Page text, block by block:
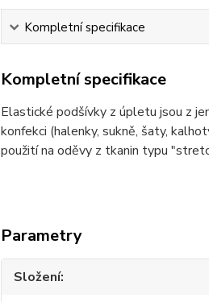
Kompletní specifikace
Kompletní specifikace
Elastické podšívky z úpletu jsou z
konfekci (halenky, sukně, šaty,
použití na oděvy z tkanin typu
Parametry
Složení